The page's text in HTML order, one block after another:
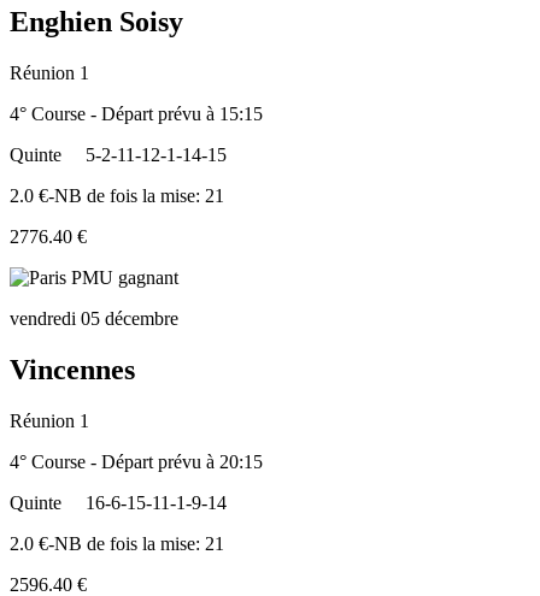
Enghien Soisy
Réunion 1
4° Course - Départ prévu à 15:15
Quinte
5-2-11-12-1-14-15
2.0 €-NB de fois la mise: 21
2776.40 €
vendredi 05 décembre
Vincennes
Réunion 1
4° Course - Départ prévu à 20:15
Quinte
16-6-15-11-1-9-14
2.0 €-NB de fois la mise: 21
2596.40 €